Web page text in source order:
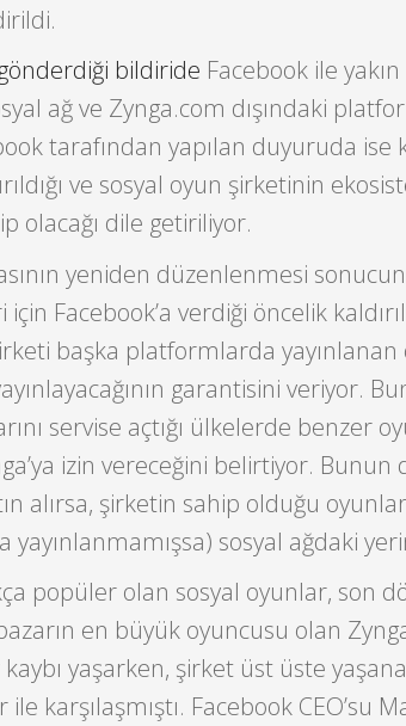
gönderdiği bildiride Facebook ile
ağ ve Zynga.com dışındaki
tarafından yapılan duyuruda ise
ve sosyal oyun şirketinin
olacağı dile getiriliyor.
yeniden düzenlenmesi
Facebook’a verdiği öncelik
başka platformlarda yayınlanan
garantisini veriyor.
servise açtığı ülkelerde benzer
izin vereceğini belirtiyor. Bunun
alırsa, şirketin sahip olduğu
yayınlanmamışsa) sosyal ağdaki
popüler olan sosyal oyunlar, son
en büyük oyuncusu olan
yaşarken, şirket üst üste
karşılaşmıştı. Facebook CEO’su